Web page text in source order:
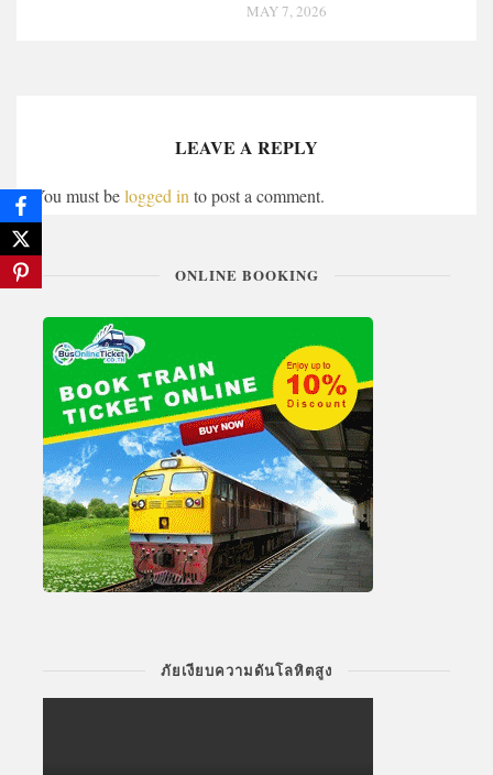
MAY 7, 2026
LEAVE A REPLY
You must belogged in to post a comment.
ONLINE BOOKING
ภัยเงียบความดันโลหิตสูง